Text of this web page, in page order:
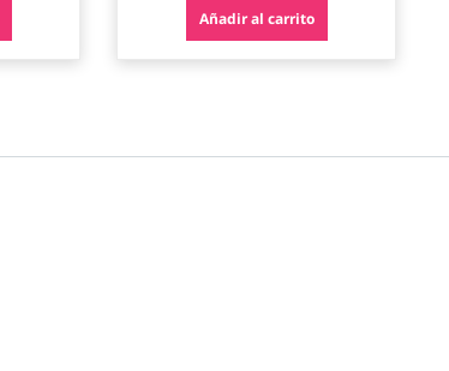
Añadir al carrito